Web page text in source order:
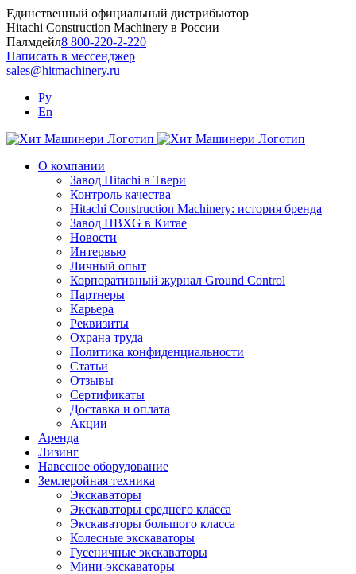
Skip
to
content
Единственный официальный дистрибьютор
Hitachi Construction Machinery в России
Палмдейл8 800-220-2-220
Написать в мессенджер
sales@hitmachinery.ru
Ру
En
О компании
Завод Hitachi в Твери
Контроль качества
Hitachi Construction Machinery: история бренда
Завод HBXG в Китае
Новости
Интервью
Личный опыт
Корпоративный журнал Ground Control
Партнеры
Карьера
Реквизиты
Охрана труда
Политика конфиденциальности
Статьи
Отзывы
Сертификаты
Доставка и оплата
Акции
Аренда
Лизинг
Навесное оборудование
Землеройная техника
Экскаваторы
Экскаваторы среднего класса
Экскаваторы большого класса
Колесные экскаваторы
Гусеничные экскаваторы
Мини-экскаваторы